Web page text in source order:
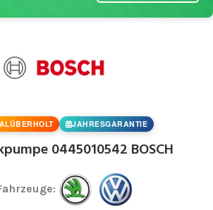
JAHRESGARANTIE
0445010542 BOSCH